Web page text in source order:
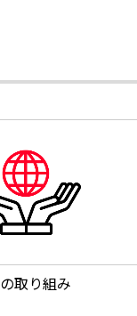
取り組み